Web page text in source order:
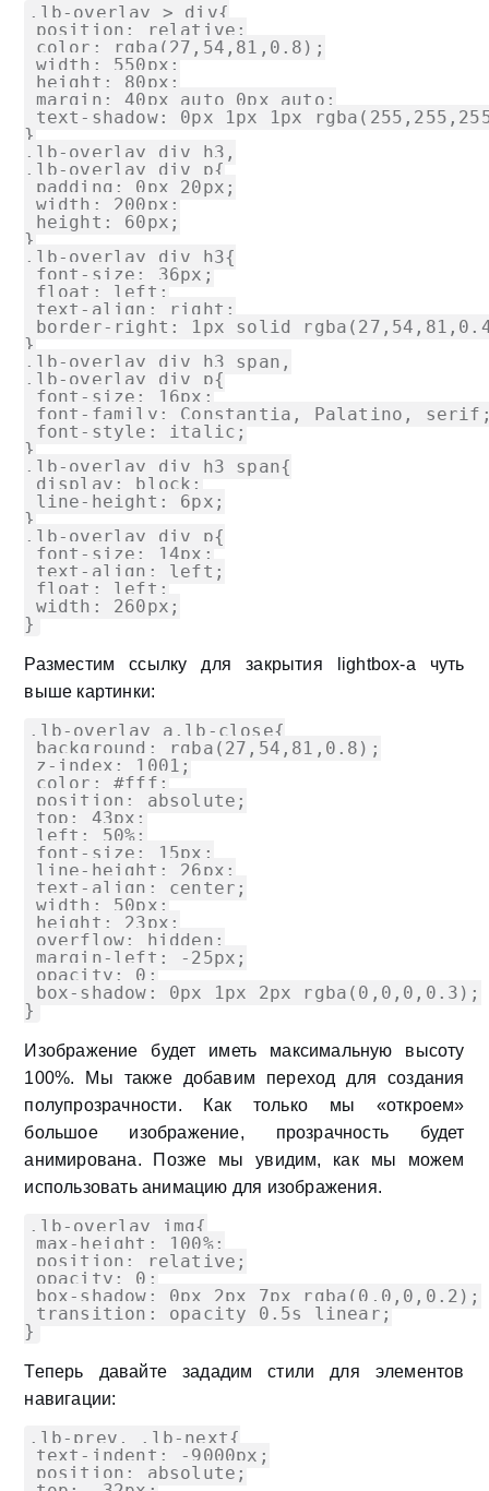
.lb-overlay > div{
position: relative;
color: rgba(27,54,81,0.8);
width: 550px;
height: 80px;
margin: 40px auto 0px auto;
text-shadow: 0px 1px 1px
}
.lb-overlay div h3,
.lb-overlay div p{
padding: 0px 20px;
width: 200px;
height: 60px;
}
.lb-overlay div h3{
font-size: 36px;
float: left;
text-align: right;
border-right: 1px solid
}
.lb-overlay div h3 span,
.lb-overlay div p{
font-size: 16px;
font-family: Constantia, Palatino,
font-style: italic;
}
.lb-overlay div h3 span{
display: block;
line-height: 6px;
}
.lb-overlay div p{
font-size: 14px;
text-align: left;
float: left;
width: 260px;
}
Разместим ссылку для закрытия lightbox-a чуть
выше картинки:
.lb-overlay a.lb-close{
background: rgba(27,54,81,0.8);
z-index: 1001;
color: #fff;
position: absolute;
top: 43px;
left: 50%;
font-size: 15px;
line-height: 26px;
text-align: center;
width: 50px;
height: 23px;
overflow: hidden;
margin-left: -25px;
opacity: 0;
box-shadow: 0px 1px 2px rgba(0,0,0,0.3);
}
Изображение будет иметь максимальную высоту
100%. Мы также добавим переход для создания
полупрозрачности. Как только мы «откроем»
большое изображение, прозрачность будет
анимирована. Позже мы увидим, как мы можем
использовать анимацию для изображения.
.lb-overlay img{
max-height: 100%;
position: relative;
opacity: 0;
box-shadow: 0px 2px 7px rgba(0,0,0,0.2);
transition: opacity 0.5s linear;
}
Теперь давайте зададим стили для элементов
навигации:
.lb-prev, .lb-next{
text-indent: -9000px;
position: absolute;